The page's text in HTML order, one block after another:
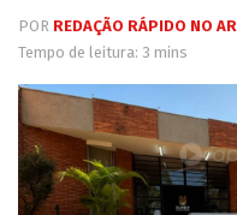
POR REDAÇÃO RÁPIDO NO AR
Tempo de leitura: 3 mins